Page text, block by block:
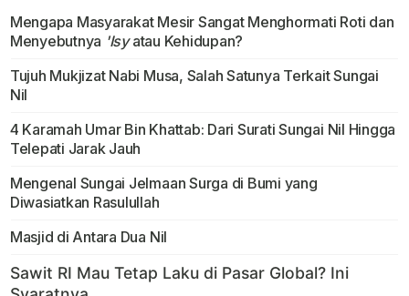
Mengapa Masyarakat Mesir Sangat Menghormati Roti dan
Menyebutnya 'Isyatau Kehidupan?
Tujuh Mukjizat Nabi Musa, Salah Satunya Terkait Sungai
Nil
4 Karamah Umar Bin Khattab: Dari Surati Sungai Nil Hingga
Telepati Jarak Jauh
Mengenal Sungai Jelmaan Surga di Bumi yang
Diwasiatkan Rasulullah
Masjid di Antara Dua Nil